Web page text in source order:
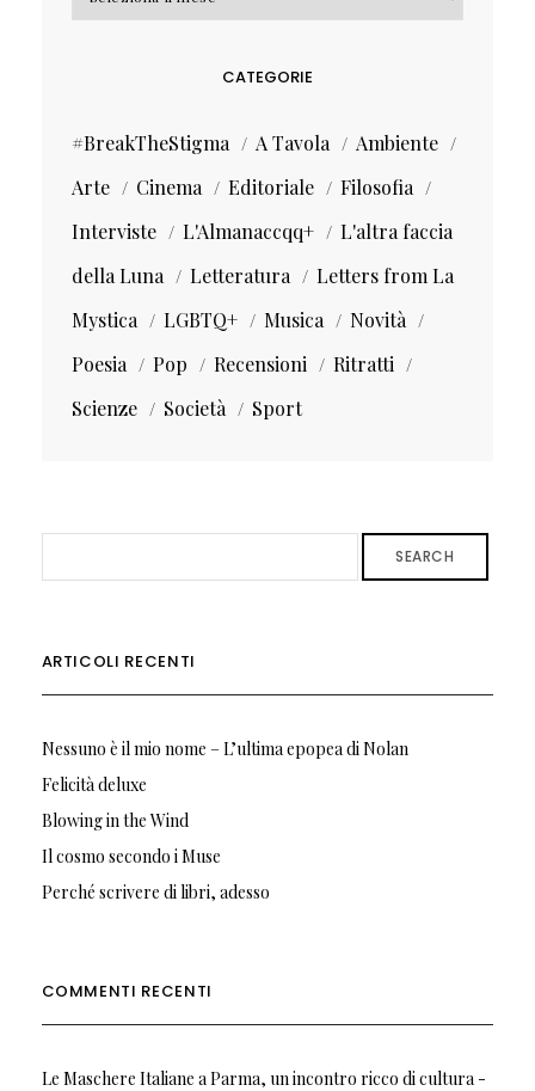
CATEGORIE
#BreakTheStigma A Tavola
Ambiente
Arte
Cinema Editoriale
Filosofia
Interviste
L'Almanaccqq+
L'altra faccia
della Luna
Letteratura
Letters from La
Mystica
LGBTQ+ Musica
Novità
Poesia
Pop Recensioni
Ritratti
Scienze
Società Sport
SEARCH
ARTICOLI RECENTI
Nessuno è il mio nome – L’ultima epopea di Nolan
Felicità deluxe
Blowing in the Wind
Il cosmo secondo i Muse
Perché scrivere di libri, adesso
COMMENTI RECENTI
Le Maschere Italiane a Parma, un incontro ricco di cultura -